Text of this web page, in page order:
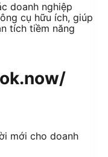
doanh nghiệp
cụ hữu ích, giúp
tích tiềm năng